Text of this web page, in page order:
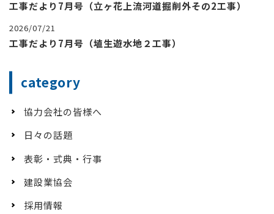
工事だより7月号（立ヶ花上流河道掘削外その2工事）
2026/07/21
工事だより7月号（埴生遊水地２工事）
category
協力会社の皆様へ
日々の話題
表彰・式典・行事
建設業協会
採用情報